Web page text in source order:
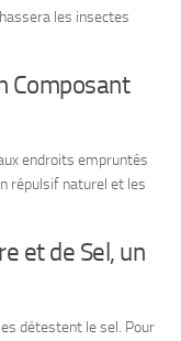
les insectes
Composant
endroits empruntés
répulsif naturel et les
et de Sel, un
détestent le sel. Pour